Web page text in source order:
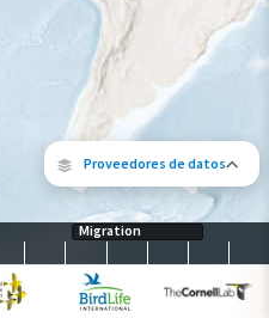
Proveedores de datos
Los siguientes socios contribuyeron
Migration